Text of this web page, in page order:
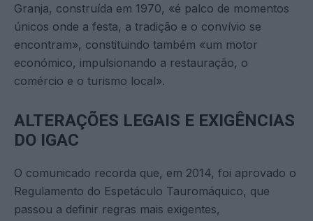
Granja, construída em 1970, «é palco de momentos
únicos onde a festa, a tradição e o convívio se
encontram», constituindo também «um motor
económico, impulsionando a restauração, o
comércio e o turismo local».
ALTERAÇÕES LEGAIS E EXIGÊNCIAS
DO IGAC
O comunicado recorda que, em 2014, foi aprovado o
Regulamento do Espetáculo Tauromáquico, que
passou a definir regras mais exigentes,